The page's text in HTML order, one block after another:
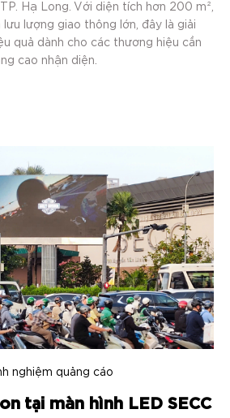
Hạ Long. Với diện tích hơn 200 m²,
lưu lượng giao thông lớn, đây là giải
quả dành cho các thương hiệu cần
cao nhận diện.
nghiệm quảng cáo
tại màn hình LED SECC